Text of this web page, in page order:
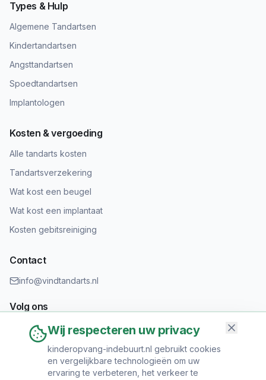
Types & Hulp
Algemene Tandartsen
Kindertandartsen
Angsttandartsen
Spoedtandartsen
Implantologen
Kosten & vergoeding
Alle tandarts kosten
Tandartsverzekering
Wat kost een beugel
Wat kost een implantaat
Kosten gebitsreiniging
Contact
info@vindtandarts.nl
Volg ons
Informatie toevoegen?
Wij respecteren uw privacy
kinderopvang-indebuurt.nl gebruikt cookies
en vergelijkbare technologieën om uw
ervaring te verbeteren, het verkeer te